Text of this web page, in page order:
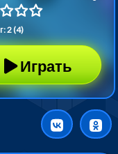
2 (4)
Играть